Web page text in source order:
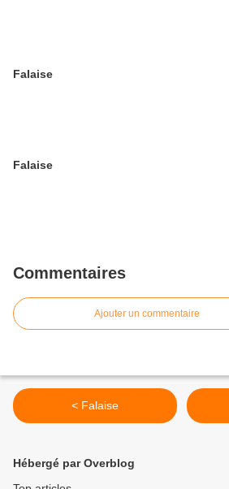
Falaise
Falaise
Commentaires
Ajouter un commentaire
< Falaise
Hébergé par Overblog